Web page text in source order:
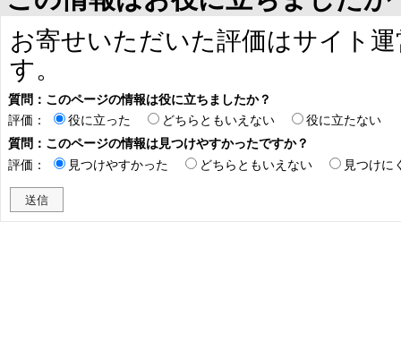
お寄せいただいた評価はサイト
す。
質問：このページの情報は役に立ちましたか？
評価：
役に立った どちらともいえない
役に立たない
質問：このページの情報は見つけやすかったですか？
評価：
見つけやすかった どちらともいえない 見つけに